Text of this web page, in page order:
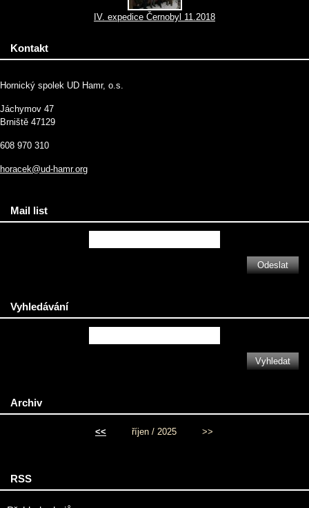
IV. expedice Černobyl 11.2018
Kontakt
Hornický spolek UD Hamr, o.s.
Jáchymov 47
Brniště 47129
608 970 310
horacek@ud-hamr.org
Mail list
Vyhledávání
Archiv
<< říjen / 2025 >>
RSS